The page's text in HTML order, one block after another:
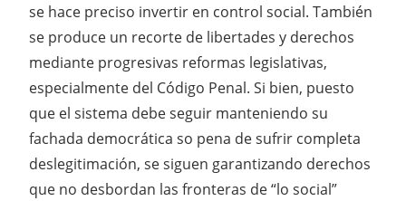
se hace preciso invertir en control social. También
se produce un recorte de libertades y derechos
mediante progresivas reformas legislativas,
especialmente del Código Penal. Si bien, puesto
que el sistema debe seguir manteniendo su
fachada democrática so pena de sufrir completa
deslegitimación, se siguen garantizando derechos
que no desbordan las fronteras de “lo social”